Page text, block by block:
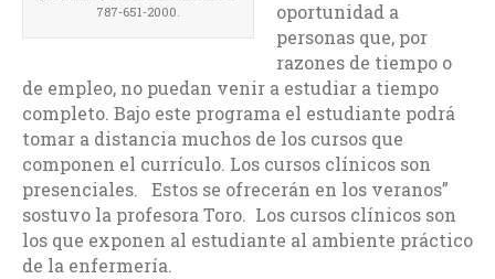
787-651-2000.
oportunidad a
personas que, por
razones de tiempo o
de empleo, no puedan venir a estudiar a tiempo
completo. Bajo este programa el estudiante podrá
tomar a distancia muchos de los cursos que
componen el currículo. Los cursos clínicos son
presenciales. Estos se ofrecerán en los veranos”
sostuvo la profesora Toro. Los cursos clínicos son
los que exponen al estudiante al ambiente práctico
de la enfermería.